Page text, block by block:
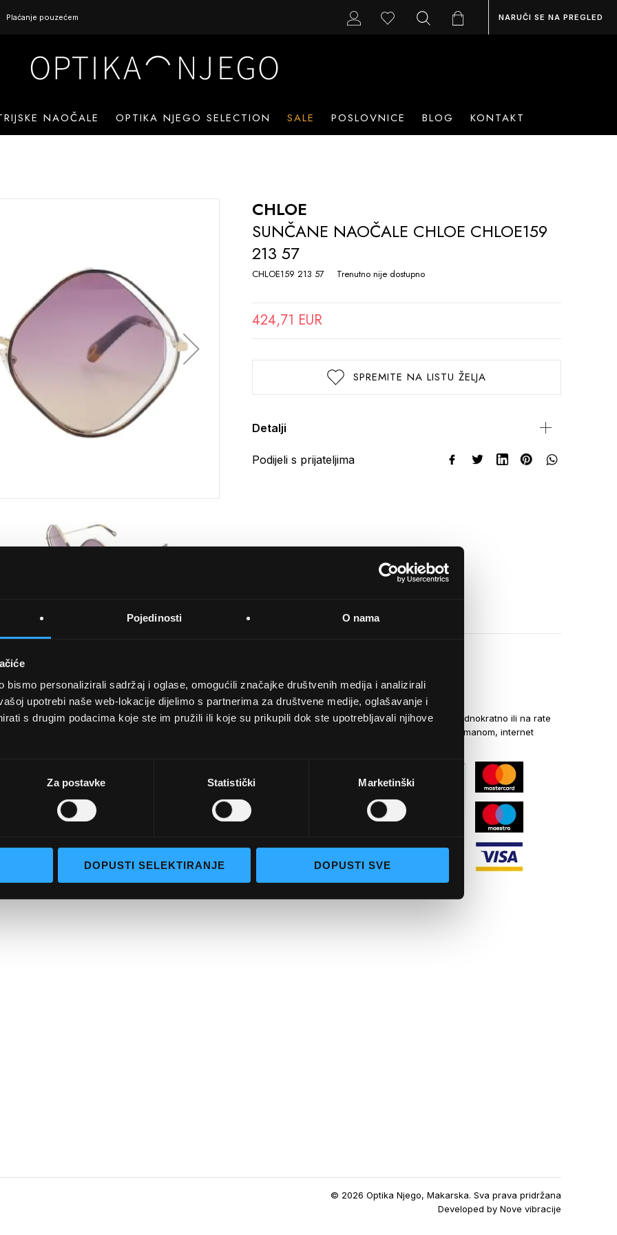
Pojedinosti O nama
bismo personalizirali sadržaj i oglase, omogućili značajke društvenih medija i analizirali
upotrebi naše web-lokacije dijelimo s partnerima za društvene medije, oglašavanje i
s drugim podacima koje ste im pružili ili koje su prikupili dok ste upotrebljavali njihove
Za postavke Statistički Marketinški
DOPUSTI SELEKTIRANJE DOPUSTI SVE
Plaćanje pouzećem NARUČI SE NA PREGLED
NAOČALE OPTIKA NJEGO SELECTION SALE POSLOVNICE BLOG KONTAKT
CHLOE
SUNČANE NAOČALE CHLOE CHLOE159
213 57
CHLOE159 213 57 Trenutno nije dostupno
424,71 EUR
SPREMITE NA LISTU ŽELJA
Detalji
Podijeli s prijateljima
selection
UVJETI KUPNJE
Opći uvjeti poslovanja
Napredno pretraživanje
Narudžbe i povrati
NAČINI PLAĆANJA
Kreditnim karticama jednokratno ili na rate
općom uplatnicom, virmanom, internet
© 2026 Optika Njego, Makarska. Sva prava pridržana
Developed byNove vibracije